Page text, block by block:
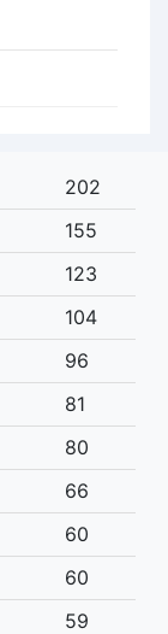
202
155
123
104
96
81
80
66
60
60
59